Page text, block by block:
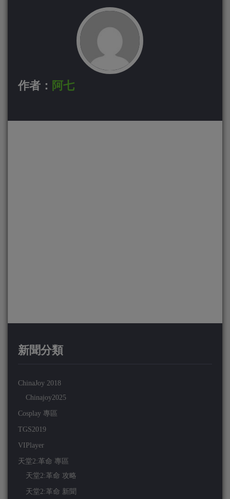
作者： 阿七
新聞分類
ChinaJoy 2018
Chinajoy2025
Cosplay 專區
TGS2019
VIPlayer
天堂2:革命 專區
天堂2:革命 攻略
天堂2:革命 新聞